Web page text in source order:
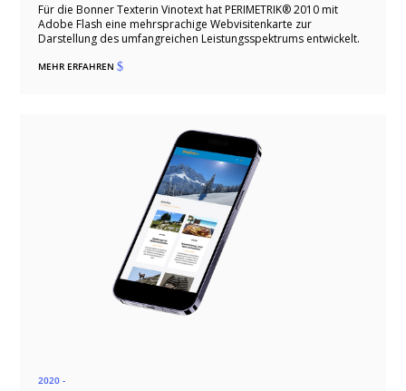
Für die Bonner Texterin Vinotext hat PERIMETRIK® 2010 mit
Adobe Flash eine mehrsprachige Webvisitenkarte zur
Darstellung des umfangreichen Leistungsspektrums entwickelt.
MEHR ERFAHREN$
2020 -